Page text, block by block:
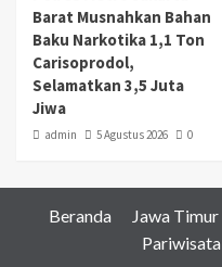
Barat Musnahkan Bahan
Baku Narkotika 1,1 Ton
Carisoprodol,
Selamatkan 3,5 Juta
Jiwa
admin 5 Agustus 2026 0
Beranda Jawa Timur
Pariwisata